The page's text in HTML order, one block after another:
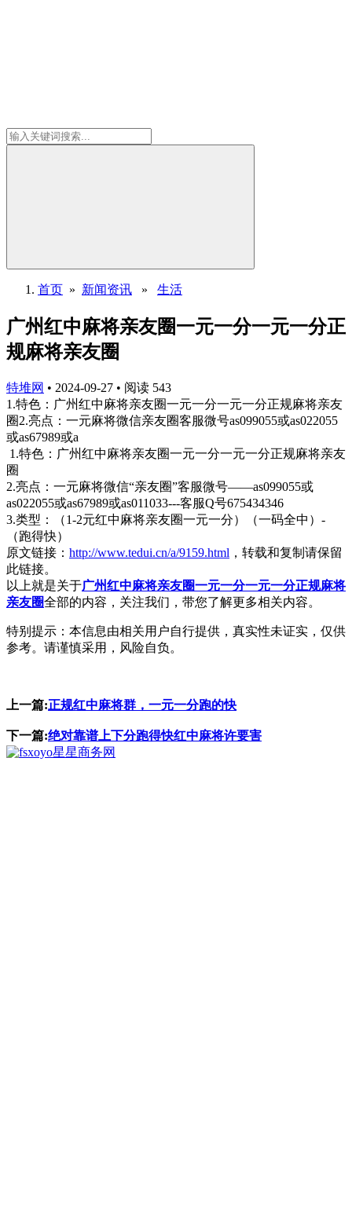
首页 » 新闻资讯 » 生活
广州红中麻将亲友圈一元一分一元一分正
规麻将亲友圈
特堆网 • 2024-09-27 • 阅读 543
1.特色：广州红中麻将亲友圈一元一分一元一分正规麻将亲友
圈2.亮点：一元麻将微信亲友圈客服微号as099055或as022055
或as67989或a
1.特色：广州红中麻将亲友圈一元一分一元一分正规麻将亲友
圈
2.亮点：一元麻将微信“亲友圈”客服微号——as099055或
as022055或as67989或as011033---客服Q号675434346
3.类型：（1-2元红中麻将亲友圈一元一分）（一码全中）-
（跑得快）
原文链接： http://www.tedui.cn/a/9159.html ，转载和复制请保留
此链接。
以上就是关于广州红中麻将亲友圈一元一分一元一分正规麻将
亲友圈全部的内容，关注我们，带您了解更多相关内容。
特别提示：本信息由相关用户自行提供，真实性未证实，仅供
参考。请谨慎采用，风险自负。
上一篇:正规红中麻将群，一元一分跑的快
下一篇:绝对靠谱上下分跑得快红中麻将许要害
星星商务网